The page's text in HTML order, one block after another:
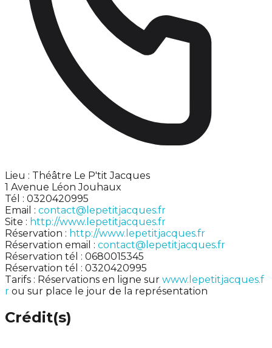
Lieu : Théâtre Le P'tit Jacques
1 Avenue Léon Jouhaux
Tél : 0320420995
Email : contact@lepetitjacques.fr
Site : http://www.lepetitjacques.fr
Réservation : http://www.lepetitjacques.fr
Réservation email : contact@lepetitjacques.fr
Réservation tél : 0680015345
Réservation tél : 0320420995
Tarifs : Réservations en ligne sur www.lepetitjacques.f
r ou sur place le jour de la représentation
Crédit(s)